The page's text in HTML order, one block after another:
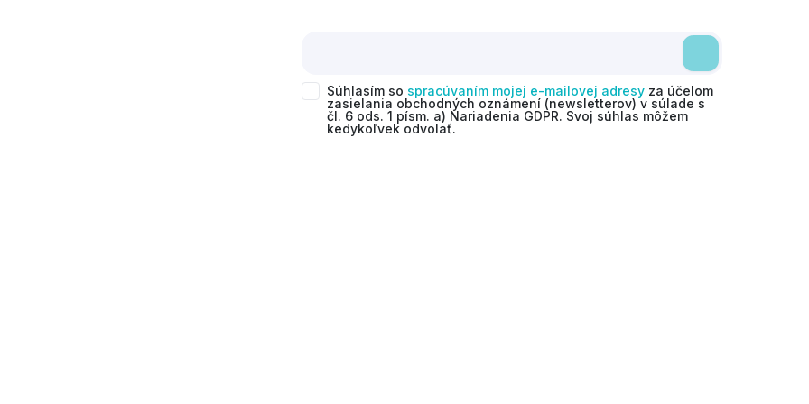
Súhlasím so spracúvaním mojej e-mailovej adresy za účelom
zasielania obchodných oznámení (newsletterov) v súlade s
čl. 6 ods. 1 písm. a) Nariadenia GDPR. Svoj súhlas môžem
kedykoľvek odvolať.